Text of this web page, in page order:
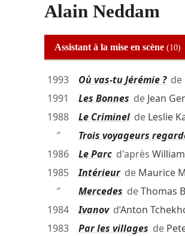
Alain Neddam
Assistant à la mise en scène(10)
1993 Où vas-tu Jérémie ?de
1991
Les Bonnes de Jean
1988
Le Criminelde Leslie
″
Trois voyageurs
1986
Le Parcd'après
1985
Intérieurde Maurice
″
Mercedes deThomas
1984
Ivanovd’Anton
1983
Par les villages de